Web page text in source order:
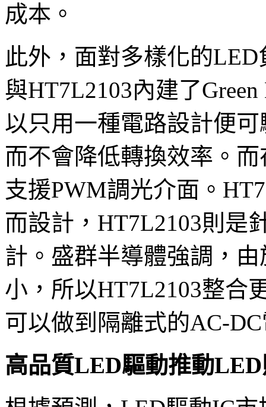
成本。
此外，面對多樣化的
與HT7L2103內建了
以只用一種電路設計便
而不會降低轉換效率。
支援PWM調光介面。
而設計，HT7L2103則是
計。盛群半導體強調，
小，所以HT7L2103整合
可以做到隔離式的AC-
高品質LED驅動推動